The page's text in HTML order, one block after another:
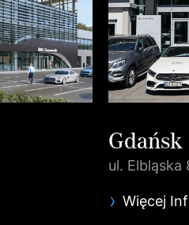
Gdańsk
ul. Elbląska
Więcej